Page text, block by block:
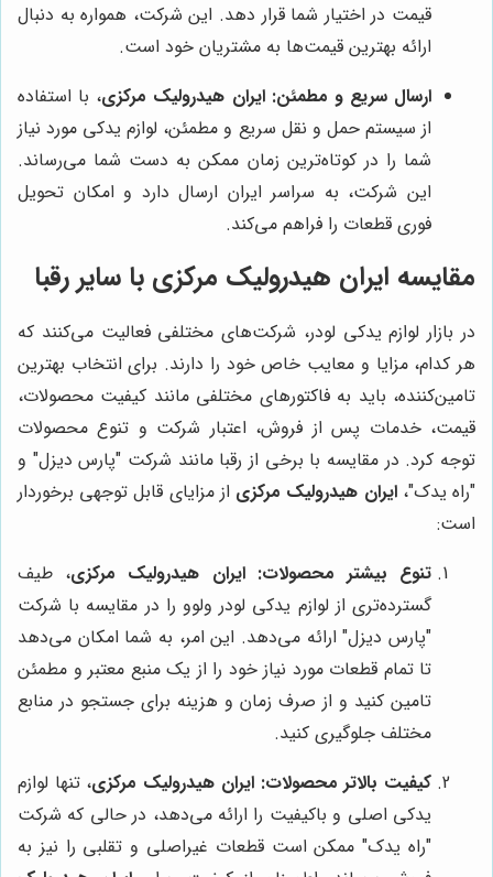
قیمت در اختیار شما قرار دهد. این شرکت، همواره به دنبال
ارائه بهترین قیمت‌ها به مشتریان خود است.
ارسال سریع و مطمئن: ایران هیدرولیک مرکزی، با استفاده
از سیستم حمل و نقل سریع و مطمئن، لوازم یدکی مورد نیاز
شما را در کوتاه‌ترین زمان ممکن به دست شما می‌رساند.
این شرکت، به سراسر ایران ارسال دارد و امکان تحویل
فوری قطعات را فراهم می‌کند.
مقایسه ایران هیدرولیک مرکزی با سایر رقبا
در بازار لوازم یدکی لودر، شرکت‌های مختلفی فعالیت می‌کنند که
هر کدام، مزایا و معایب خاص خود را دارند. برای انتخاب بهترین
تامین‌کننده، باید به فاکتورهای مختلفی مانند کیفیت محصولات،
قیمت، خدمات پس از فروش، اعتبار شرکت و تنوع محصولات
توجه کرد. در مقایسه با برخی از رقبا مانند شرکت "پارس دیزل" و
"راه یدک"،ایران هیدرولیک مرکزی از مزایای قابل توجهی برخوردار
است:
تنوع بیشتر محصولات: ایران هیدرولیک مرکزی، طیف
گسترده‌تری از لوازم یدکی لودر ولوو را در مقایسه با شرکت
"پارس دیزل" ارائه می‌دهد. این امر، به شما امکان می‌دهد
تا تمام قطعات مورد نیاز خود را از یک منبع معتبر و مطمئن
تامین کنید و از صرف زمان و هزینه برای جستجو در منابع
مختلف جلوگیری کنید.
کیفیت بالاتر محصولات: ایران هیدرولیک مرکزی، تنها لوازم
یدکی اصلی و باکیفیت را ارائه می‌دهد، در حالی که شرکت
"راه یدک" ممکن است قطعات غیراصلی و تقلبی را نیز به